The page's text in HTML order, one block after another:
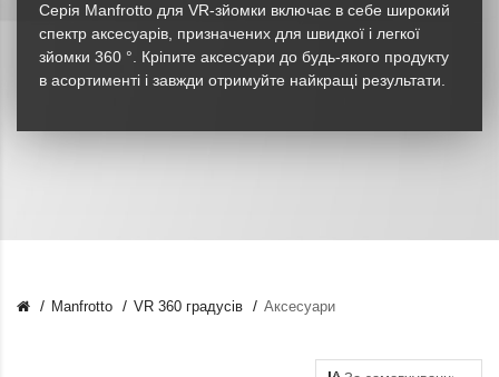
Серія Manfrotto для VR-зйомки включає в себе широкий
спектр аксесуарів, призначених для швидкої і легкої
зйомки 360 °. Кріпите аксесуари до будь-якого продукту
в асортименті і завжди отримуйте найкращі результати.
Manfrotto VR 360 градусів Аксесуари